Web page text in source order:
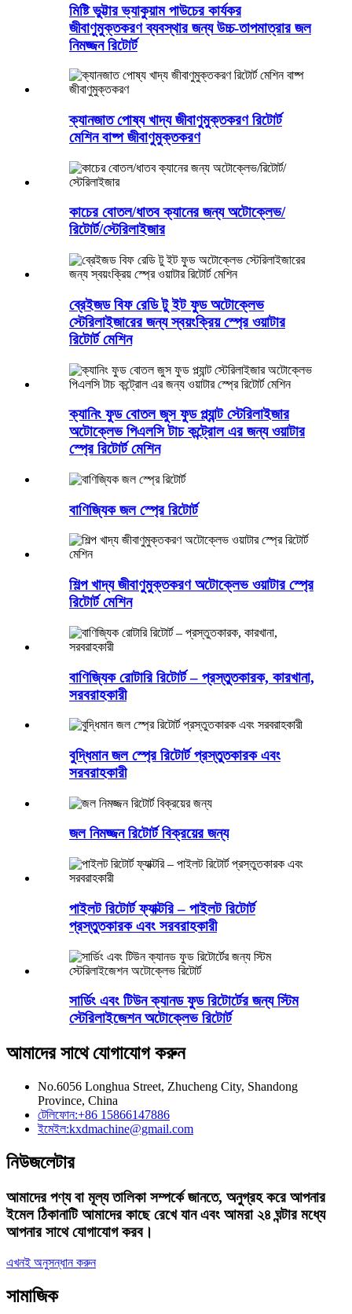
মিষ্টি ভুট্টার ভ্যাকুয়াম পাউচের কার্যকর
জীবাণুমুক্তকরণ ব্যবস্থার জন্য উচ্চ-তাপমাত্রার জল
নিমজ্জন রিটোর্ট
ক্যানজাত পোষ্য খাদ্য জীবাণুমুক্তকরণ রিটোর্ট
মেশিন বাষ্প জীবাণুমুক্তকরণ
কাচের বোতল/ধাতব ক্যানের জন্য অটোক্লেভ/
রিটোর্ট/স্টেরিলাইজার
ব্রেইজড বিফ রেডি টু ইট ফুড অটোক্লেভ
স্টেরিলাইজারের জন্য স্বয়ংক্রিয় স্প্রে ওয়াটার
রিটোর্ট মেশিন
ক্যানিং ফুড বোতল জুস ফুড প্ল্যান্ট স্টেরিলাইজার
অটোক্লেভ পিএলসি টাচ কন্ট্রোল এর জন্য ওয়াটার
স্প্রে রিটোর্ট মেশিন
বাণিজ্যিক জল স্প্রে রিটোর্ট
শিল্প খাদ্য জীবাণুমুক্তকরণ অটোক্লেভ ওয়াটার স্প্রে
রিটোর্ট মেশিন
বাণিজ্যিক রোটারি রিটোর্ট – প্রস্তুতকারক, কারখানা,
সরবরাহকারী
বুদ্ধিমান জল স্প্রে রিটোর্ট প্রস্তুতকারক এবং
সরবরাহকারী
জল নিমজ্জন রিটোর্ট বিক্রয়ের জন্য
পাইলট রিটোর্ট ফ্যাক্টরি – পাইলট রিটোর্ট
প্রস্তুতকারক এবং সরবরাহকারী
সার্ডিং এবং টিউন ক্যানড ফুড রিটোর্টের জন্য স্টিম
স্টেরিলাইজেশন অটোক্লেভ রিটোর্ট
আমাদের সাথে যোগাযোগ করুন
No.6056 Longhua Street, Zhucheng City, Shandong
Province, China
টেলিফোন:+86 15866147886
ইমেইল:kxdmachine@gmail.com
নিউজলেটার
আমাদের পণ্য বা মূল্য তালিকা সম্পর্কে জানতে, অনুগ্রহ করে আপনার
ইমেল ঠিকানাটি আমাদের কাছে রেখে যান এবং আমরা ২৪ ঘন্টার মধ্যে
আপনার সাথে যোগাযোগ করব।
এখনই অনুসন্ধান করুন
সামাজিক